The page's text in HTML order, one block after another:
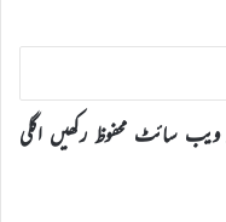
سائٹ محفوظ رکھیں اگلی